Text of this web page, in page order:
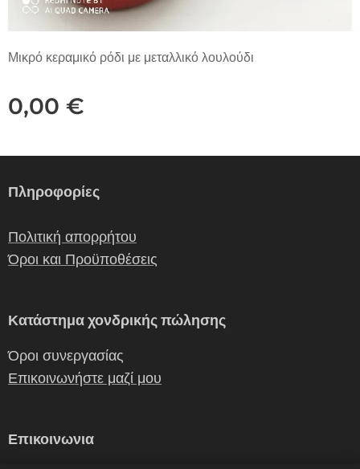
Μικρό κεραμικό ρόδι με μεταλλικό λουλούδι
0,00 €
Πληροφορίες
Πολιτική απορρήτου
Όροι και Προϋποθέσεις
Κατάστημα χονδρικής πώλησης
Όροι συνεργασίας
Επικοινωνήστε μαζί μου
Επικοινωνια